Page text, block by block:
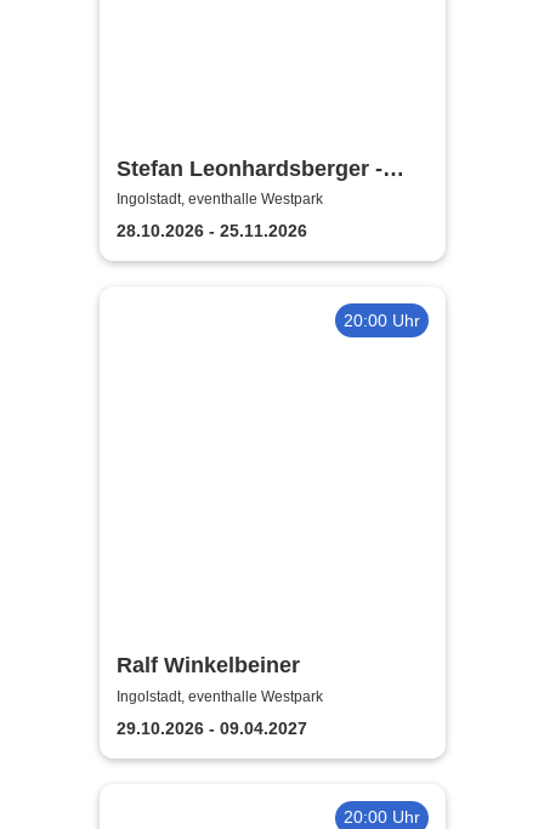
Stefan Leonhardsberger -
Herzklopfen
Ingolstadt, eventhalle Westpark
28.10.2026 - 25.11.2026
20:00 Uhr
Ralf Winkelbeiner
Ingolstadt, eventhalle Westpark
29.10.2026 - 09.04.2027
20:00 Uhr